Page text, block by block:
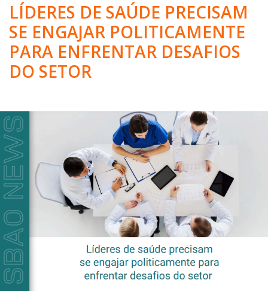
LÍDERES DE SAÚDE PRECISAM
SE ENGAJAR POLITICAMENTE
PARA ENFRENTAR DESAFIOS
DO SETOR